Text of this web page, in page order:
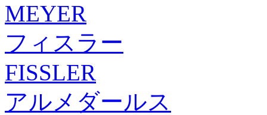
MEYER
フィスラー
FISSLER
アルメダールス